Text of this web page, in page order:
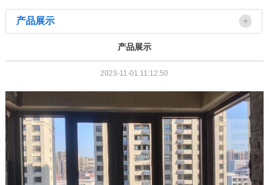
产品展示
产品展示
2023-11-01 11:12:50